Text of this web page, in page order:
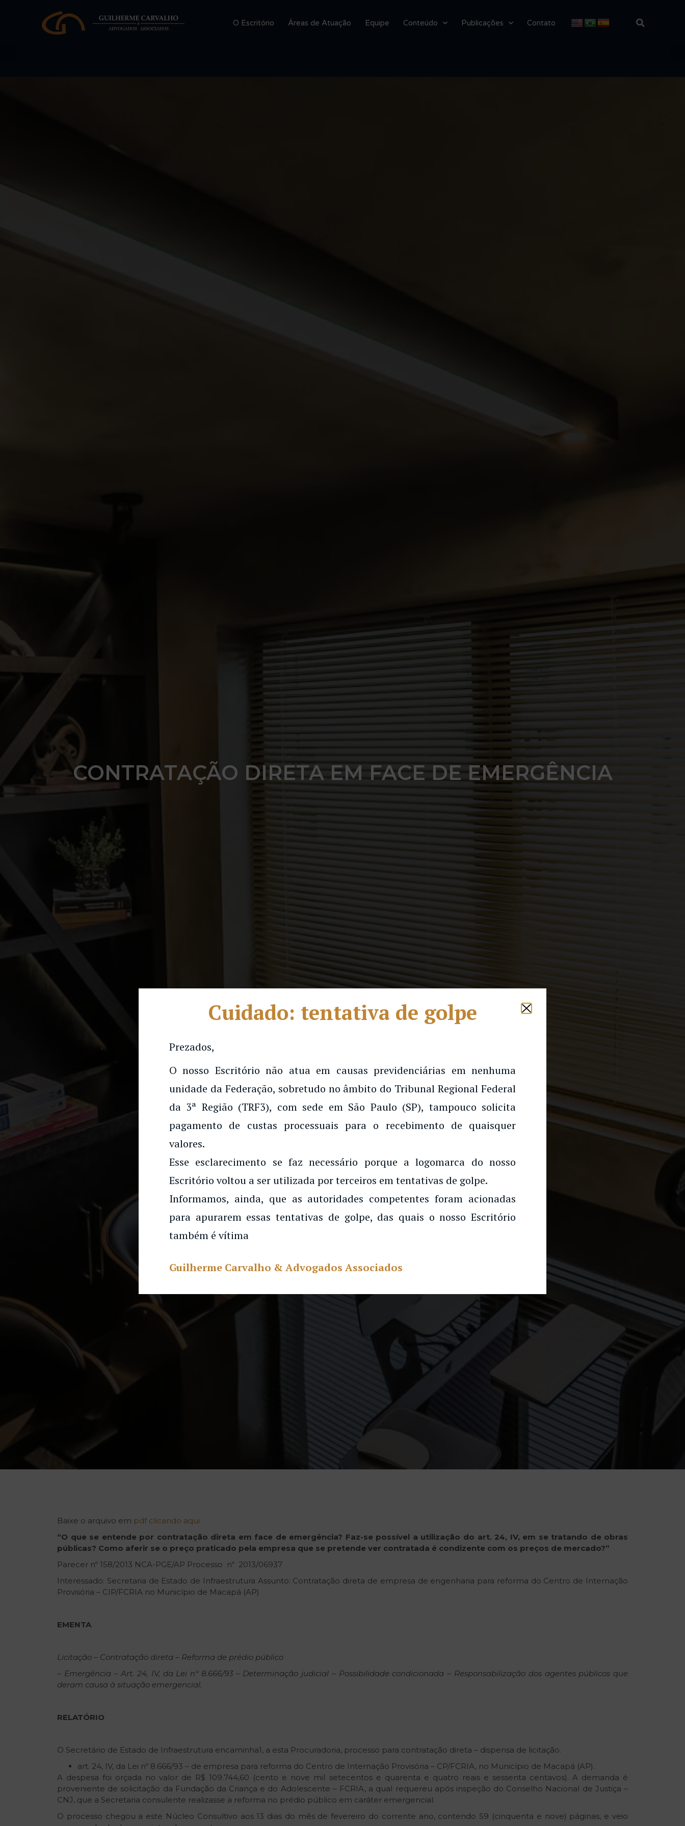
O Escritório Áreas de Atuação Equipe Conteúdo Publicações Contato
CONTRATAÇÃO DIRETA EM FACE DE EMERGÊNCIA
Baixe o arquivo em pdf clicando aqui
“O que se entende por contratação direta em face de emergência? Faz-se possível a utilização do art. 24, IV, em se tratando de obras
públicas? Como aferir se o preço praticado pela empresa que se pretende ver contratada é condizente com os preços de mercado?”
Parecer nº 158/2013 NCA-PGE/AP Processo nº 2013/06937
Interessado: Secretaria de Estado de Infraestrutura Assunto: Contratação direta de empresa de engenharia para reforma do Centro de Internação
Provisória – CIP/FCRIA no Município de Macapá (AP)
EMENTA
Licitação – Contratação direta – Reforma de prédio público
– Emergência – Art. 24, IV, da Lei nº 8.666/93 – Determinação judicial – Possibilidade condicionada – Responsabilização dos agentes públicos que
deram causa à situação emergencial.
RELATÓRIO
O Secretário de Estado de Infraestrutura encaminha1, a esta Procuradoria, processo para contratação direta – dispensa de licitação.
art. 24, IV, da Lei nº 8.666/93 – de empresa para reforma do Centro de Internação Provisória – CP/FCRIA, no Município de Macapá (AP).
A despesa foi orçada no valor de R$ 109.744,60 (cento e nove mil setecentos e quarenta e quatro reais e sessenta centavos). A demanda é
proveniente de solicitação da Fundação da Criança e do Adolescente – FCRIA, a qual requereu após inspeção do Conselho Nacional de Justiça –
CNJ, que a Secretaria consulente realizasse a reforma no prédio público em caráter emergencial.
O processo chegou a este Núcleo Consultivo aos 13 dias do mês de fevereiro do corrente ano, contendo 59 (cinquenta e nove) páginas, e veio
Cuidado: tentativa de golpe
Prezados,
O nosso Escritório não atua em causas previdenciárias em nenhuma
unidade da Federação, sobretudo no âmbito do Tribunal Regional Federal
da 3ª Região (TRF3), com sede em São Paulo (SP), tampouco solicita
pagamento de custas processuais para o recebimento de quaisquer
valores.
Esse esclarecimento se faz necessário porque a logomarca do nosso
Escritório voltou a ser utilizada por terceiros em tentativas de golpe.
Informamos, ainda, que as autoridades competentes foram acionadas
para apurarem essas tentativas de golpe, das quais o nosso Escritório
também é vítima
Guilherme Carvalho & Advogados Associados